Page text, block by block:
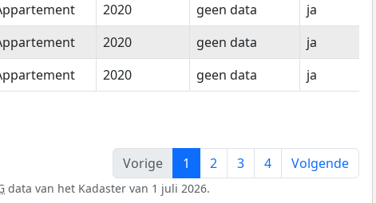
2020 geen data
ja
2020 geen data
ja
2020 geen data ja
Vorige
1 2 3 4 Volgende
data van het Kadaster van 1 juli 2026.